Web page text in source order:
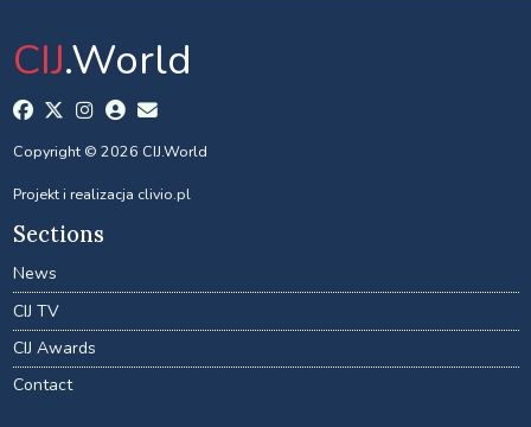
CIJ.World
Copyright © 2026 CIJ.World
Projekt i realizacja clivio.pl
Sections
News
CIJ TV
CIJ Awards
Contact